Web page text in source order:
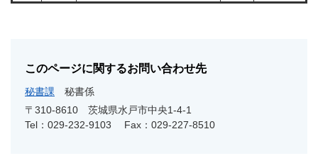
このページに関するお問い合わせ先
秘書課
秘書係
〒310-8610
茨城県水戸市中央1-4-1
Tel：029-232-9103
Fax：029-227-8510